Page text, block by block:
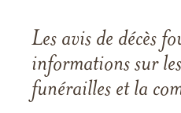
Les avis de décès
informations sur
funérailles et la